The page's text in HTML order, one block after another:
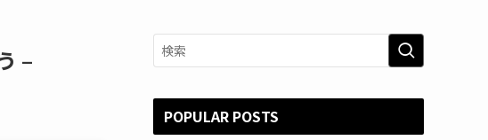
–
POPULAR POSTS